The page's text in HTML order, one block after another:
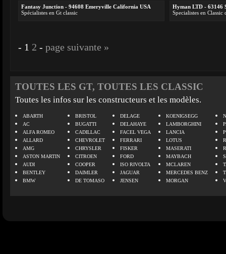
Fantasy Junction - 94608 Emeryville California USA
Spécialistes en Gt classic
Hyman LTD - 63146
Specialistes en Classic
- 1 2 - page suivante »
TOUTES LES GT, TOUTES LES CLASSIC
Toutes les infos sur les constructeurs et les modèles.
ABARTH
AC
ALFA ROMEO
ALLARD
AMG
ASTON MARTIN
AUDI
BENTLEY
BMW
BRISTOL
BUGATTI
CADILLAC
CHEVROLET
CHRYSLER
CITROEN
COOPER
DAIMLER
DE TOMASO
DELAGE
DELAHAYE
FACEL VEGA
FERRARI
FISKER
FORD
ISO RIVOLTA
JAGUAR
JENSEN
KOENIGSEGG
LAMBORGHINI
LANCIA
LOTUS
MASERATI
MAYBACH
MCLAREN
MERCEDES BENZ
MORGAN